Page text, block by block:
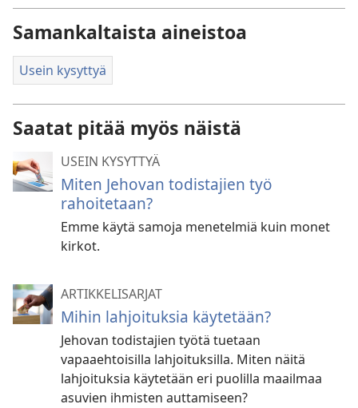
Samankaltaista aineistoa
Usein kysyttyä
Saatat pitää myös näistä
USEIN KYSYTTYÄ
Miten Jehovan todistajien työ
rahoitetaan?
Emme käytä samoja menetelmiä kuin monet
kirkot.
ARTIKKELISARJAT
Mihin lahjoituksia käytetään?
Jehovan todistajien työtä tuetaan
vapaaehtoisilla lahjoituksilla. Miten näitä
lahjoituksia käytetään eri puolilla maailmaa
asuvien ihmisten auttamiseen?